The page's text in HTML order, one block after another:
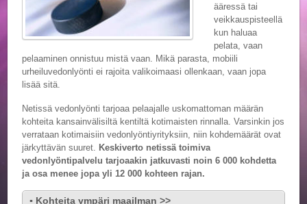
ääressä tai
veikkauspisteellä
kun haluaa
pelata, vaan
pelaaminen onnistuu mistä vaan. Mikä parasta, mobiili
urheiluvedonlyönti ei rajoita valikoimaasi ollenkaan, vaan jopa
lisää sitä.
Netissä vedonlyönti tarjoaa pelaajalle uskomattoman määrän
kohteita kansainvälisiltä kentiltä kotimaisten rinnalla. Varsinkin jos
verrataan kotimaisiin vedonlyöntiyrityksiin, niin kohdemäärät ovat
järkyttävän suuret.
Keskiverto netissä toimiva
vedonlyöntipalvelu tarjoaakin jatkuvasti noin 6 000 kohdetta
ja osa menee jopa yli 12 000 kohteen rajan.
▪ Kohteita ympäri maailman >>